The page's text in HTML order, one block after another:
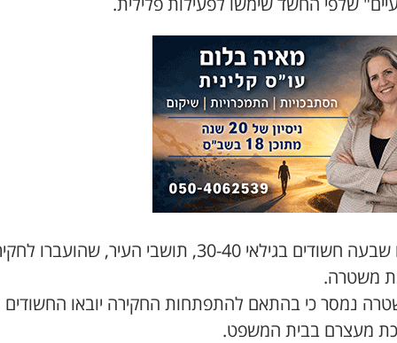
נעצרו שבעה חשודים בגילאי 30-40, תושבי העיר, שהועברו
משטרה.
נמסר כי בהתאם להתפתחות החקירה יובאו החשודים
מעצרם בבית המשפט.